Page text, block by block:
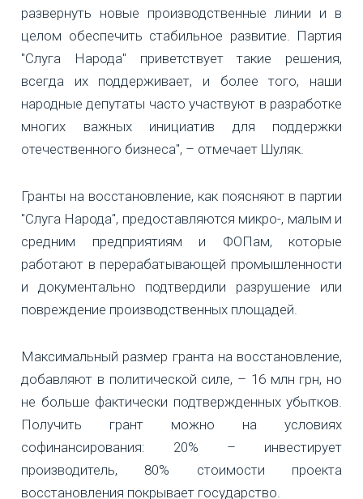
развернуть новые производственные линии и в
целом обеспечить стабильное развитие. Партия
"Слуга Народа" приветствует такие решения,
всегда их поддерживает, и более того, наши
народные депутаты часто участвуют в разработке
многих важных инициатив для поддержки
отечественного бизнеса", – отмечает Шуляк.
Гранты на восстановление, как поясняют в партии
"Слуга Народа", предоставляются микро-, малым и
средним предприятиям и ФОПам, которые
работают в перерабатывающей промышленности
и документально подтвердили разрушение или
повреждение производственных площадей.
Максимальный размер гранта на восстановление,
добавляют в политической силе, – 16 млн грн, но
не больше фактически подтвержденных убытков.
Получить грант можно на условиях
софинансирования: 20% – инвестирует
производитель, 80% стоимости проекта
восстановления покрывает государство.